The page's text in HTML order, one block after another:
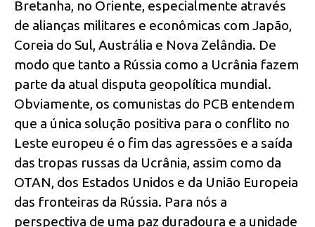
Bretanha, no Oriente, especialmente através
de alianças militares e econômicas com Japão,
Coreia do Sul, Austrália e Nova Zelândia. De
modo que tanto a Rússia como a Ucrânia fazem
parte da atual disputa geopolítica mundial.
Obviamente, os comunistas do PCB entendem
que a única solução positiva para o conflito no
Leste europeu é o fim das agressões e a saída
das tropas russas da Ucrânia, assim como da
OTAN, dos Estados Unidos e da União Europeia
das fronteiras da Rússia. Para nós a
perspectiva de uma paz duradoura e a unidade